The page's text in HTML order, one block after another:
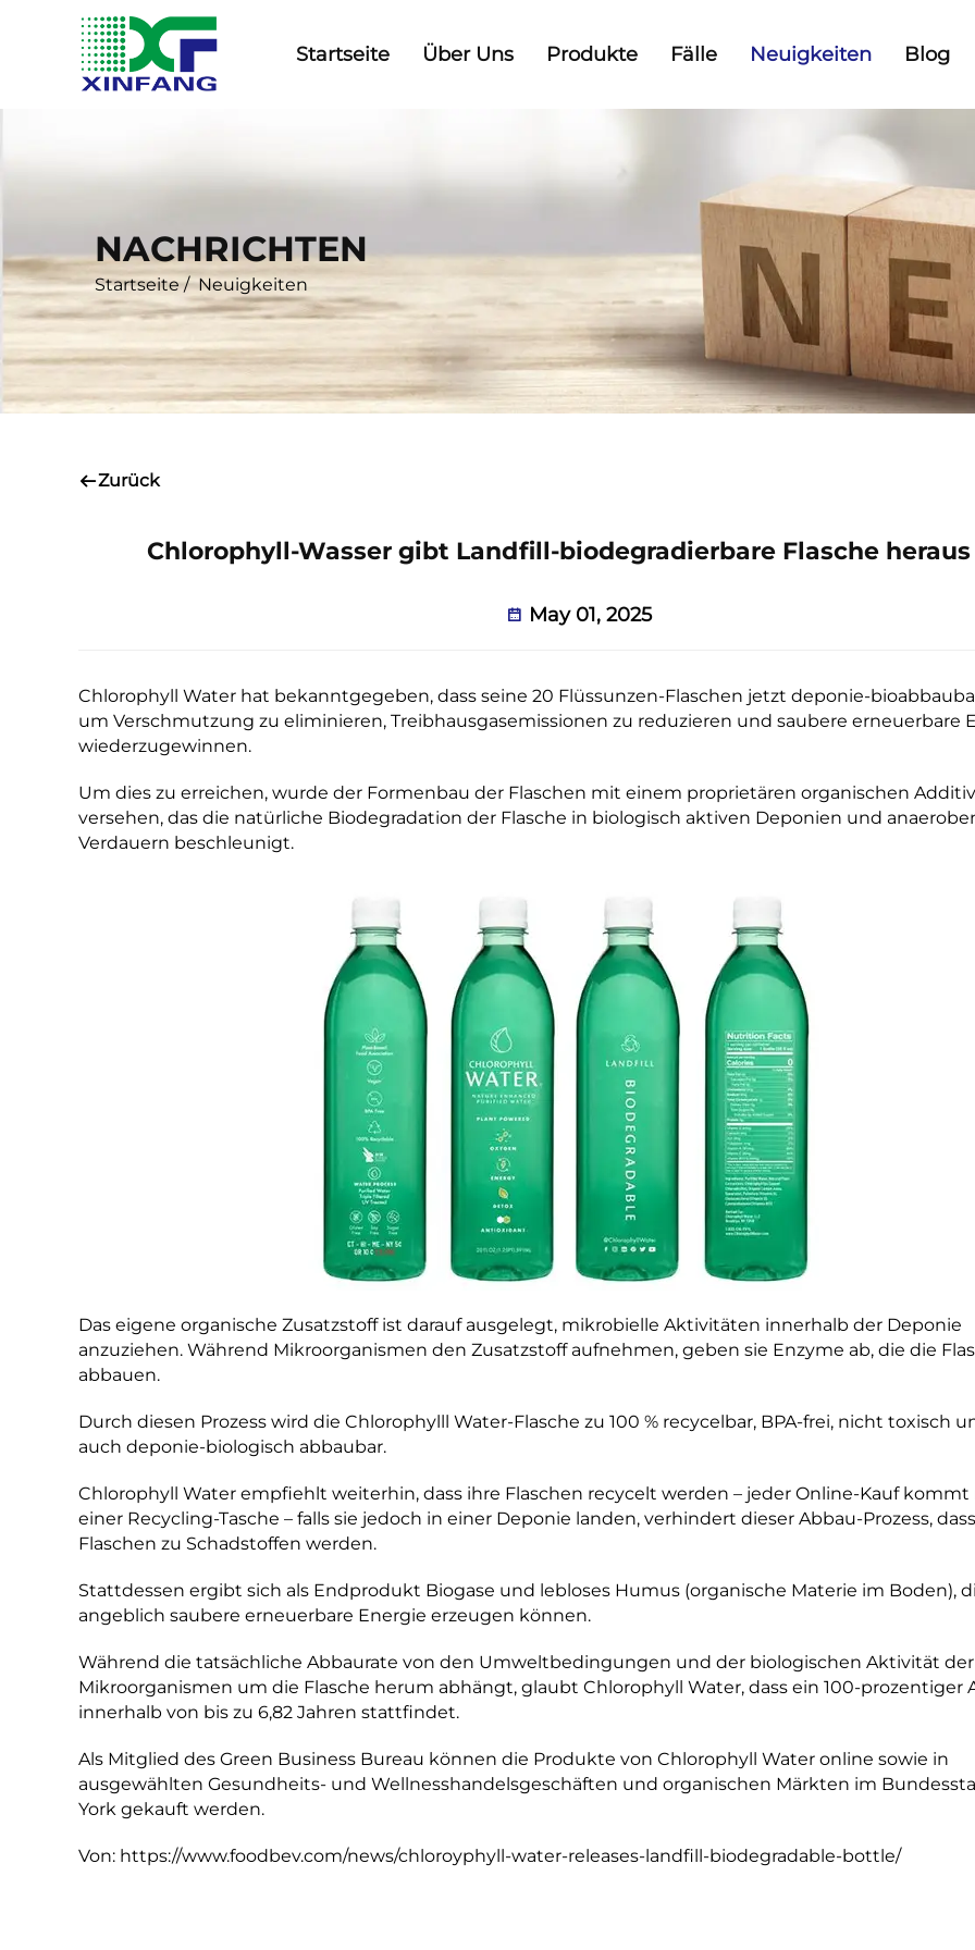
Startseite Über Uns Produkte Fälle Neuigkeiten Blog
NACHRICHTEN
Startseite/Neuigkeiten
Zurück
Chlorophyll-Wasser gibt Landfill-biodegradierbare Flasche heraus
May 01, 2025
Chlorophyll Water hat bekanntgegeben, dass seine 20 Flüssunzen-Flaschen jetzt deponie-
um Verschmutzung zu eliminieren, Treibhausgasemissionen zu reduzieren und saubere erneuerbare
wiederzugewinnen.
Um dies zu erreichen, wurde der Formenbau der Flaschen mit einem proprietären organischen Additiv
versehen, das die natürliche Biodegradation der Flasche in biologisch aktiven Deponien und
Verdauern beschleunigt.
Das eigene organische Zusatzstoff ist darauf ausgelegt, mikrobielle Aktivitäten innerhalb der Deponie
anzuziehen. Während Mikroorganismen den Zusatzstoff aufnehmen, geben sie Enzyme ab, die die
abbauen.
Durch diesen Prozess wird die Chlorophylll Water-Flasche zu 100 % recycelbar, BPA-frei, nicht toxisch
auch deponie-biologisch abbaubar.
Chlorophyll Water empfiehlt weiterhin, dass ihre Flaschen recycelt werden – jeder Online-Kauf
einer Recycling-Tasche – falls sie jedoch in einer Deponie landen, verhindert dieser Abbau-Prozess,
Flaschen zu Schadstoffen werden.
Stattdessen ergibt sich als Endprodukt Biogase und lebloses Humus (organische Materie im Boden),
angeblich saubere erneuerbare Energie erzeugen können.
Während die tatsächliche Abbaurate von den Umweltbedingungen und der biologischen Aktivität der
Mikroorganismen um die Flasche herum abhängt, glaubt Chlorophyll Water, dass ein 100-prozentiger
innerhalb von bis zu 6,82 Jahren stattfindet.
Als Mitglied des Green Business Bureau können die Produkte von Chlorophyll Water online sowie in
ausgewählten Gesundheits- und Wellnesshandelsgeschäften und organischen Märkten im
York gekauft werden.
Von: https://www.foodbev.com/news/chloroyphyll-water-releases-landfill-biodegradable-bottle/